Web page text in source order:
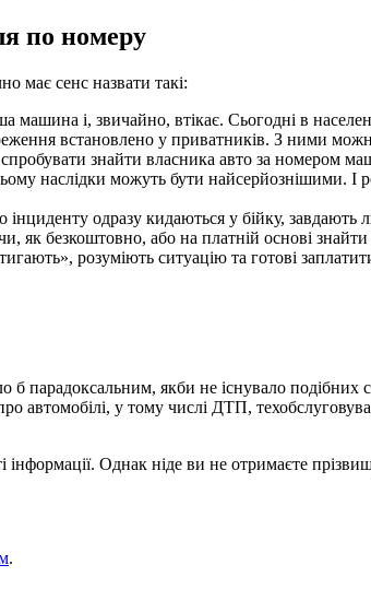
по номеру
має сенс назвати такі:
машина і, звичайно, втікає. Сьогодні в
встановлено у приватників. З ними
знайти власника авто за номером
наслідки можуть бути найсерйознішими. І
інциденту одразу кидаються у бійку,
як безкоштовно, або на платній основі
розуміють ситуацію та готові
б парадоксальним, якби не існувало
автомобілі, у тому числі ДТП,
Однак ніде ви не отримаєте
.